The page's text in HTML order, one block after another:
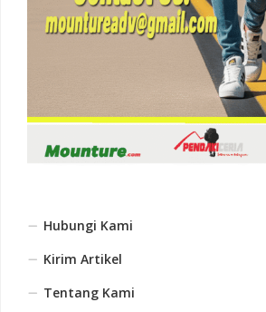
Hubungi Kami
Kirim Artikel
Tentang Kami